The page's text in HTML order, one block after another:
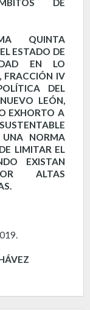
DE
QUINTA
ESTADO DE
EN LO
FRACCIÓN IV
DEL
LEÓN,
EXHORTO A
NORMA
LIMITAR EL
EXISTAN
ALTAS